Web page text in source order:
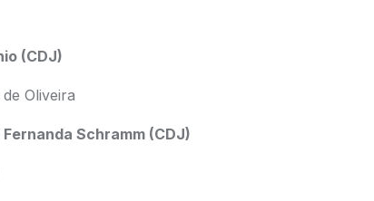
(CDJ)
Oliveira
Schramm (CDJ)